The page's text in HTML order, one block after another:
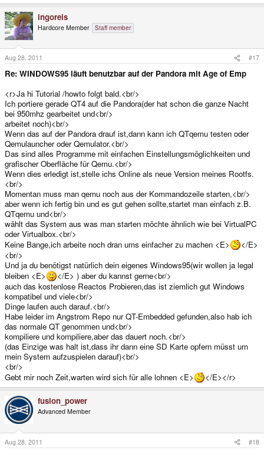
ingoreis
Hardcore Member Staff member
Aug 28, 2011 #17
Re: WINDOWS95 läuft benutzbar auf der Pandora mit Age of Emp
<r>Ja hi Tutorial /howto folgt bald.<br/>
Ich portiere gerade QT4 auf die Pandora(der hat schon die ganze Nacht
bei 950mhz gearbeitet und<br/>
arbeitet noch)<br/>
Wenn das auf der Pandora drauf ist,dann kann ich QTqemu testen oder
Qemulauncher oder Qemulator.<br/>
Das sind alles Programme mit einfachen Einstellungsmöglichkeiten und
grafischer Oberfläche für Qemu.<br/>
Wenn dies erledigt ist,stelle ichs Online als neue Version meines Rootfs.
<br/>
Momentan muss man qemu noch aus der Kommandozeile starten,<br/>
aber wenn ich fertig bin und es gut gehen sollte,startet man einfach z.B.
QTqemu und<br/>
wählt das System aus was man starten möchte ähnlich wie bei VirtualPC
oder Virtualbox.<br/>
Keine Bange,ich arbeite noch dran ums einfacher zu machen <E>
</E>
<br/>
Und ja du benötigst natürlich dein eigenes Windows95(wir wollen ja legal
bleiben <E>
</E> ) aber du kannst gerne<br/>
auch das kostenlose Reactos Probieren,das ist ziemlich gut Windows
kompatibel und viele<br/>
Dinge laufen auch darauf.<br/>
Habe leider im Angstrom Repo nur QT-Embedded gefunden,also hab ich
das normale QT genommen und<br/>
kompiliere und kompiliere,aber das dauert noch.<br/>
(das Einzige was halt ist,dass ihr dann eine SD Karte opfern müsst um
mein System aufzuspielen darauf)<br/>
<br/>
Gebt mir noch Zeit,warten wird sich für alle lohnen <E>
</E></r>
fusion_power
Advanced Member
Aug 28, 2011 #18